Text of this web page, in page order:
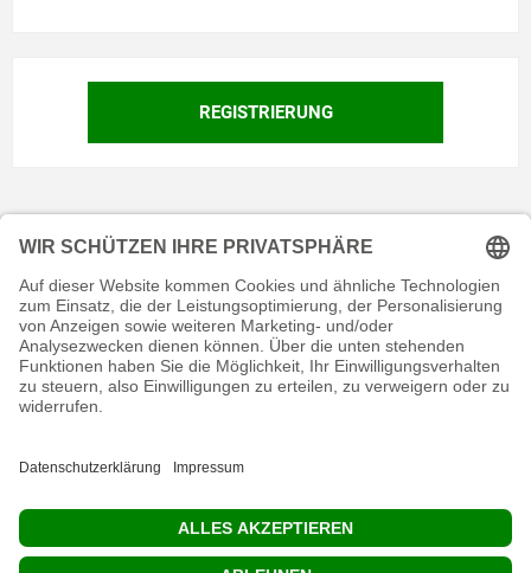
KONTAKT
RECHTLICHES
INFORMATIVES
MEIN KONTO